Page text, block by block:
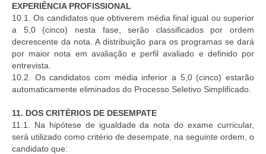
EXPERIÊNCIA PROFISSIONAL
10.1. Os candidatos que obtiverem média final igual ou superior
a 5,0 (cinco) nesta fase, serão classificados por ordem
decrescente da nota. A distribuição para os programas se dará
por maior nota em avaliação e perfil avaliado e definido por
entrevista.
10.2. Os candidatos com média inferior a 5,0 (cinco) estarão
automaticamente eliminados do Processo Seletivo Simplificado.
11. DOS CRITÉRIOS DE DESEMPATE
11.1. Na hipótese de igualdade da nota do exame curricular,
será utilizado como critério de desempate, na seguinte ordem, o
candidato que: